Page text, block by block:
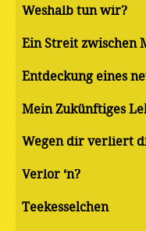
Weshalb tun wir?
Ein Streit zwischen
Entdeckung eines
Mein Zukünftiges
Wegen dir verliert
Verlor ‘n?
Teekesselchen